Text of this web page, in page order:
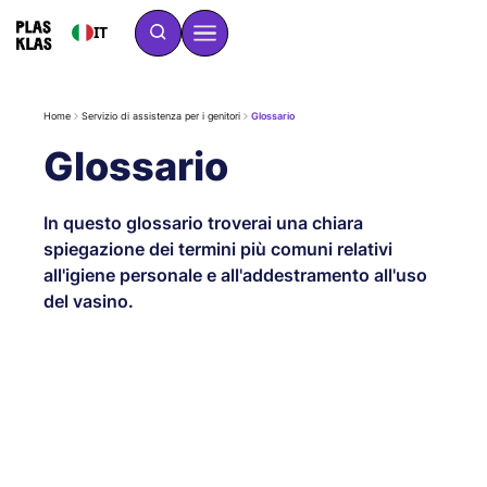
IT
Home Servizio di assistenza per i genitori Glossario
Glossario
In questo glossario troverai una chiara
spiegazione dei termini più comuni relativi
all'igiene personale e all'addestramento all'uso
del vasino.